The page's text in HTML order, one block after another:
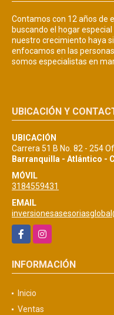
Contamos con 12 años de
buscando el hogar
nuestro crecimiento haya
enfocamos en las
somos especialistas en
UBICACIÓN Y
UBICACIÓN
Carrera 51 B No. 82 - 254
Barranquilla - Atlántico -
MÓVIL
3184559431
EMAIL
FacebookInstagram
INFORMACIÓN
Inicio
Ventas